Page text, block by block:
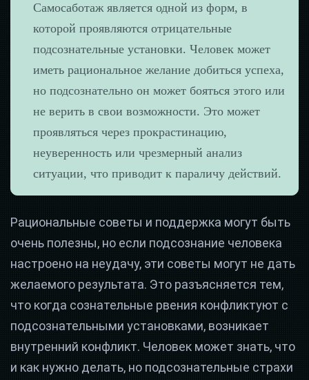
Самосаботаж является одной из форм, в
которой проявляются отрицательные
подсознательные установки. Человек может
иметь рациональное желание добиться успеха,
но подсознательно он может бояться этого или
не верить в свои возможности. Это может
проявляться через прокрастинацию,
неуверенность или чрезмерный анализ
ситуации, что приводит к параличу действий.
Рациональные советы и поддержка могут быть
очень полезны, но если подсознание человека
настроено на неудачу, эти советы могут не дать
желаемого результата. Это разъясняется тем,
что когда сознательные рвения конфликтуют с
подсознательными установками, возникает
внутренний конфликт. Человек может знать, что
и как нужно делать, но подсознательные страхи